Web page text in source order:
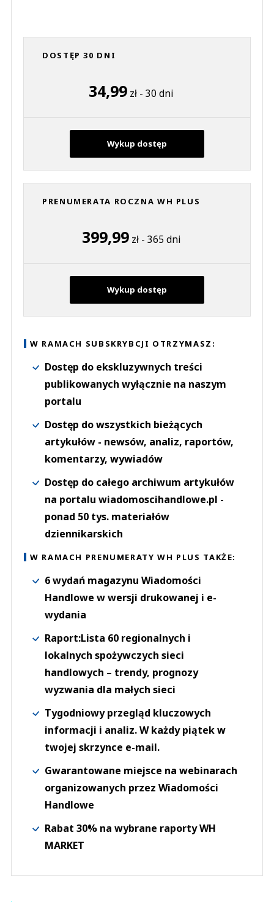
DOSTĘP 30 DNI
34,99 zł - 30 dni
Wykup dostęp
PRENUMERATA ROCZNA WH PLUS
399,99zł - 365 dni
Wykup dostęp
W RAMACH SUBSKRYBCJI OTRZYMASZ:
Dostęp do ekskluzywnych treści
publikowanych wyłącznie na naszym
portalu
Dostęp do wszystkich bieżących
artykułów - newsów, analiz, raportów,
komentarzy, wywiadów
Dostęp do całego archiwum artykułów
na portalu wiadomoscihandlowe.pl -
ponad 50 tys. materiałów
dziennikarskich
W RAMACH PRENUMERATY WH PLUS TAKŻE:
6 wydań magazynu Wiadomości
Handlowe w wersji drukowanej i e-
wydania
Raport:Lista 60 regionalnych i
lokalnych spożywczych sieci
handlowych – trendy, prognozy
wyzwania dla małych sieci
Tygodniowy przegląd kluczowych
informacji i analiz. W każdy piątek w
twojej skrzynce e-mail.
Gwarantowane miejsce na webinarach
organizowanych przez Wiadomości
Handlowe
Rabat 30% na wybrane raporty WH
MARKET